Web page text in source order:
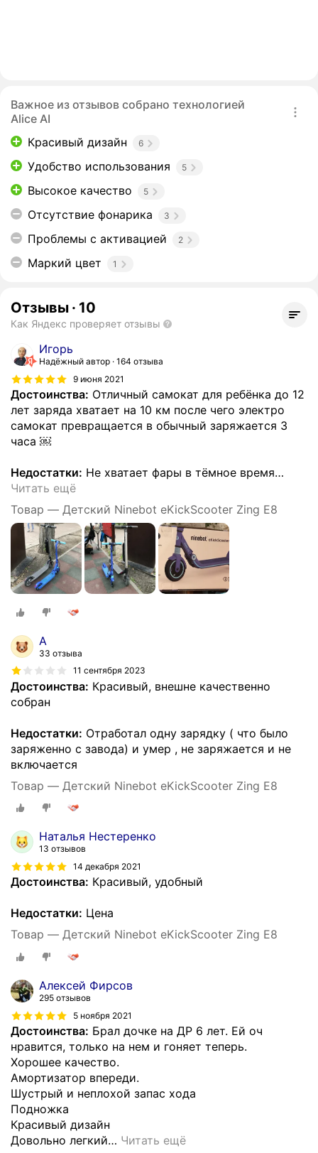
Важное из отзывов собрано технологией
Alice AI
Красивый дизайн
6
Удобство использования 5
Высокое качество 5
Отсутствие фонарика 3
Проблемы с активацией 2
Маркий цвет 1
Отзывы · 10
Как Яндекс проверяет отзывы
Игорь
Надёжный автор 164 отзыва
9 июня 2021
Достоинства: Отличный самокат для ребёнка до 12
лет заряда хватает на 10 км после чего электро
самокат превращается в обычный заряжается 3
часа ￼
Недостатки: Не хватает фары в тёмное время…
Читать ещё
Товар — Детский Ninebot eKickScooter Zing E8
A
33 отзыва
11 сентября 2023
Достоинства: Красивый, внешне качественно
собран
Недостатки: Отработал одну зарядку ( что было
заряженно с завода) и умер , не заряжается и не
включается
Товар — Детский Ninebot eKickScooter Zing E8
Наталья Нестеренко
13 отзывов
14 декабря 2021
Достоинства: Красивый, удобный
Недостатки: Цена
Товар — Детский Ninebot eKickScooter Zing E8
Алексей Фирсов
295 отзывов
5 ноября 2021
Достоинства: Брал дочке на ДР 6 лет. Ей оч
нравится, только на нем и гоняет теперь.
Хорошее качество.
Амортизатор впереди.
Шустрый и неплохой запас хода
Подножка
Красивый дизайн
Довольно легкий… Читать ещё